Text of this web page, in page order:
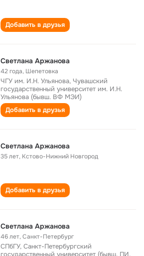
Добавить в друзья
Светлана Аржанова
42 года, Шепетовка
ЧГУ им. И.Н. Ульянова, Чувашский
государственный университет им. И.Н.
Ульянова (бывш. ВФ МЭИ)
Добавить в друзья
Светлана Аржанова
35 лет, Кстово-Нижний Новгород
Добавить в друзья
Светлана Аржанова
46 лет,Санкт-Петербург
СПбГУ, Санкт-Петербургский
государственный университет (бывш. ПИ,